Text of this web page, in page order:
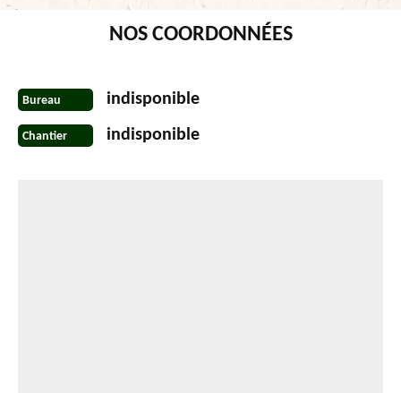
NOS COORDONNÉES
Bureau indisponible
Chantier indisponible